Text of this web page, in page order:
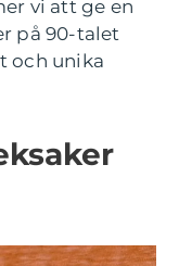
vi att ge en
på 90-talet
och unika